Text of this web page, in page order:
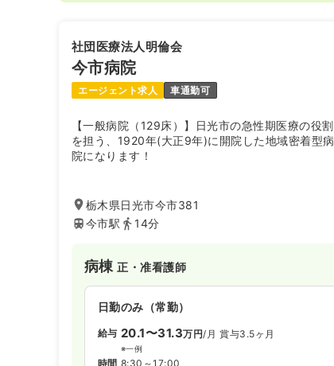
社団医療法人明倫会
今市病院
エージェント求人 車通勤可
【一般病院（129床）】日光市の急性期医療の役割
を担う、1920年(大正9年)に開院した地域密着型病
院になります！
栃木県日光市今市381
今市駅
14分
病棟正・准看護師
日勤のみ（常勤）
給与 20.1〜31.3万円/月 賞与3.5ヶ月
※一例
時間 8:30～17:00